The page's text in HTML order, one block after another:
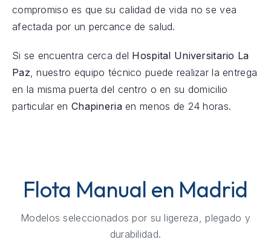
compromiso es que su calidad de vida no se vea
afectada por un percance de salud.
Si se encuentra cerca del Hospital Universitario La
Paz, nuestro equipo técnico puede realizar la entrega
en la misma puerta del centro o en su domicilio
particular en Chapineriaen menos de 24 horas.
Flota Manual en Madrid
Modelos seleccionados por su ligereza, plegado y
durabilidad.